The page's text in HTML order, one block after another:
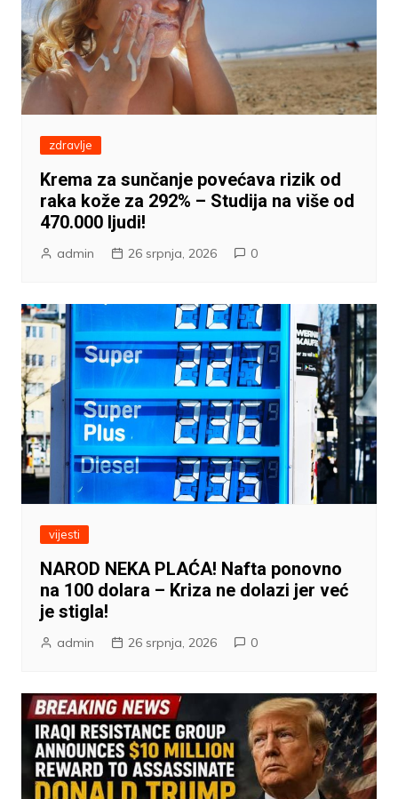
zdravlje
Krema za sunčanje povećava rizik od
raka kože za 292% – Studija na više od
470.000 ljudi!
admin 26 srpnja, 2026 0
vijesti
NAROD NEKA PLAĆA! Nafta ponovno
na 100 dolara – Kriza ne dolazi jer već
je stigla!
admin 26 srpnja, 2026 0